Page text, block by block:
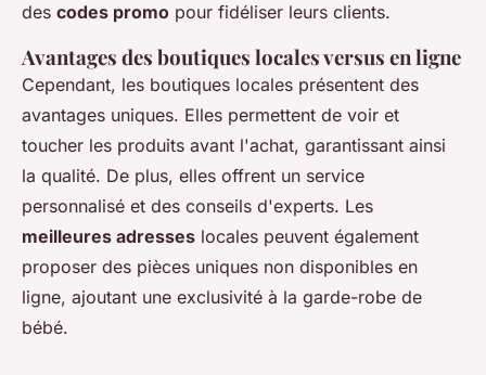
des codes promo pour fidéliser leurs clients.
Avantages des boutiques locales versus en ligne
Cependant, les boutiques locales présentent des
avantages uniques. Elles permettent de voir et
toucher les produits avant l'achat, garantissant ainsi
la qualité. De plus, elles offrent un service
personnalisé et des conseils d'experts. Les
meilleures adresses locales peuvent également
proposer des pièces uniques non disponibles en
ligne, ajoutant une exclusivité à la garde-robe de
bébé.